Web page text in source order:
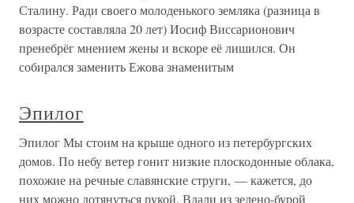
Сталину. Ради своего молоденького земляка (разница в
возрасте составляла 20 лет) Иосиф Виссарионович
пренебрёг мнением жены и вскоре её лишился. Он
собирался заменить Ежова знаменитым
Эпилог
Эпилог Мы стоим на крыше одного из петербургских
домов. По небу ветер гонит низкие плоскодонные облака,
похожие на речные славянские струги, — кажется, до
них можно дотянуться рукой. Вдали из зелено-бурой